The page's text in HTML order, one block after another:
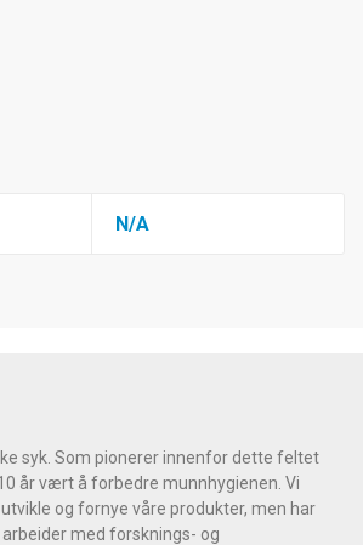
N/A
syk. Som pionerer innenfor dette feltet
år vært å forbedre munnhygienen. Vi
og fornye våre produkter, men har
med forsknings- og